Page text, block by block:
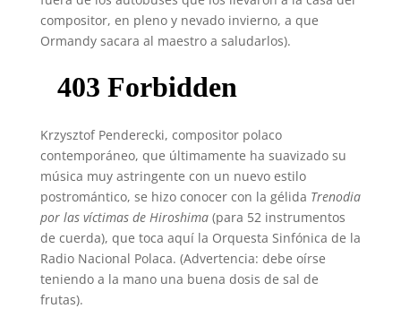
compositor, en pleno y nevado invierno, a que
Ormandy sacara al maestro a saludarlos).
Krzysztof Penderecki, compositor polaco
contemporáneo, que últimamente ha suavizado su
música muy astringente con un nuevo estilo
postromántico, se hizo conocer con la gélida Trenodia
por las víctimas de Hiroshima(para 52 instrumentos
de cuerda), que toca aquí la Orquesta Sinfónica de la
Radio Nacional Polaca. (Advertencia: debe oírse
teniendo a la mano una buena dosis de sal de
frutas).